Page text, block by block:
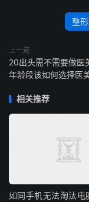
整形
上一篇
20出头需不需要做医
年龄段该如何选择医
相关推荐
如同手机无法淘汰电